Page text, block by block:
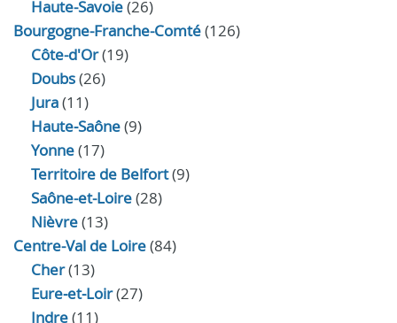
Haute-Savoie(26)
Bourgogne-Franche-Comté(126)
Côte-d'Or(19)
Doubs(26)
Jura(11)
Haute‑Saône(9)
Yonne(17)
Territoire de Belfort(9)
Saône-et-Loire(28)
Nièvre(13)
Centre-Val de Loire(84)
Cher(13)
Eure‑et‑Loir(27)
Indre(11)